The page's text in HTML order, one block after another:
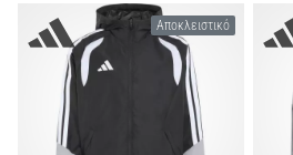
Αποκλειστικό